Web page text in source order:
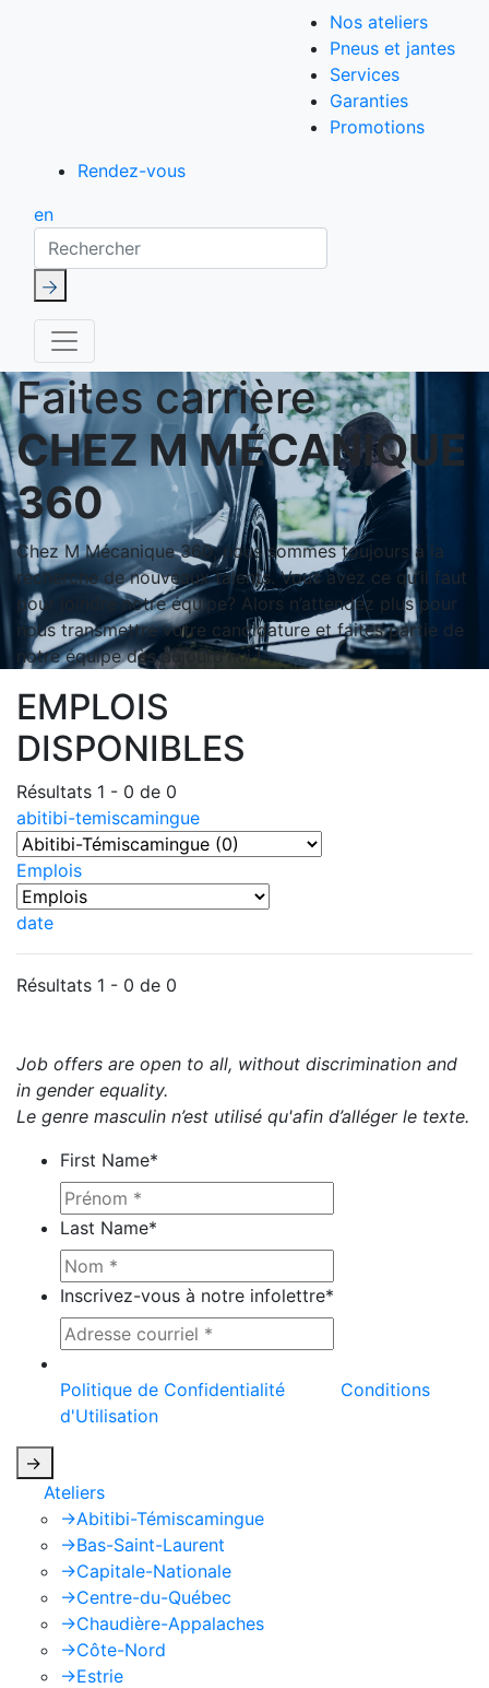
Nos ateliers
Pneus et jantes
Services
Garanties
Promotions
Rendez-vous
en
Rechercher
Faites carrière
CHEZ M MÉCANIQUE
360
Chez M Mécanique 360, nous sommes toujours à la
recherche de nouveaux talents. Vous avez ce qu’il faut
pour joindre notre équipe? Alors n’attendez plus pour
nous transmettre votre candidature et faites partie de
notre équipe dès aujourd’hui !
EMPLOIS
DISPONIBLES
Résultats 1 - 0 de 0
abitibi-temiscamingue
Emplois
date
Résultats 1 - 0 de 0
Job offers are open to all, without discrimination and
in gender equality.
Le genre masculin n’est utilisé qu'afin d’alléger le texte.
First Name*
Last Name*
Inscrivez-vous à notre infolettre*
Politique de Confidentialité
Conditions
d'Utilisation
->
Ateliers
->Abitibi-Témiscamingue
->Bas-Saint-Laurent
->Capitale-Nationale
->Centre-du-Québec
->Chaudière-Appalaches
->Côte-Nord
->Estrie